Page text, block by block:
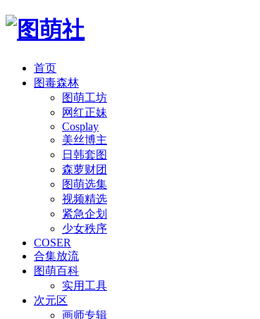
首页
图毒森林
图萌工坊
网红正妹
Cosplay
美丝博主
日韩套图
森萝财团
图萌选集
视频精选
紧急企划
少女秩序
COSER
合集放流
图萌百科
实用工具
次元区
画师专辑